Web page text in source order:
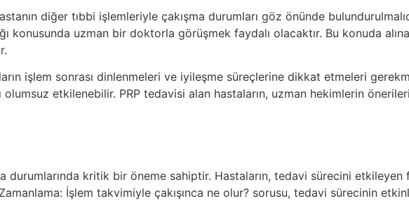
diğer tıbbi işlemleriyle çakışma durumları göz önünde
konusunda uzman bir doktorla görüşmek faydalı olacaktır. Bu konuda
işlem sonrası dinlenmeleri ve iyileşme süreçlerine dikkat etmeleri
etkilenebilir. PRP tedavisi alan hastaların, uzman hekimlerin
durumlarında kritik bir öneme sahiptir. Hastaların, tedavi sürecini
İşlem takvimiyle çakışınca ne olur? sorusu, tedavi sürecinin